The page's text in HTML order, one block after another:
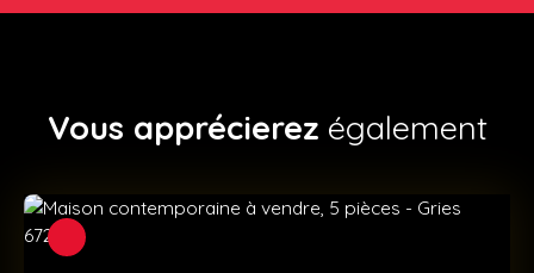
Vous apprécierez également